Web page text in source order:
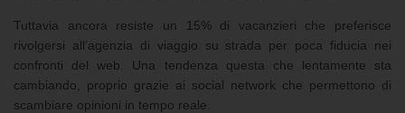
Tuttavia ancora resiste un 15% di vacanzieri che preferisce
rivolgersi all’agenzia di viaggio su strada per poca fiducia nei
confronti del web. Una tendenza questa che lentamente sta
cambiando, proprio grazie ai social network che permettono di
scambiare opinioni in tempo reale.